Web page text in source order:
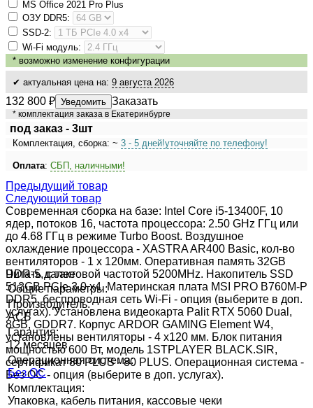
MS Оffiсе 2021 Рrо Рlus
ОЗУ DDR5:
SSD-2:
Wi-Fi модуль:
* возможно изменение конфигурации
✔ актуальная цена на: 9 августа 2026
132 800 ₽ Уведомить Заказать
* комплектация заказа в Екатеринбурге
под заказ - 3шт
Комплектация, сборка: ~ 3 - 5 дней!уточняйте по телефону!
Оплата: СБП, наличными!
Предыдущий товар
Следующий товар
Современная сборка на базе: Intel Core i5-13400F, 10
ядер, потоков 16, частота процессора: 2.50 GHz ГГц или
до 4.68 ГГц в режиме Turbo Boost. Воздушное
охлаждение процессора - XASTRA AR400 Basic, кол-во
вентиляторов - 1 x 120мм. Оперативная память 32GB
DDR-5, с тактовой частотой 5200MHz. Накопитель SSD
512GB PCIe 3.0 x4. Материнская плата MSI PRO B760M-P
DDR5, беспроводная сеть Wi-Fi - опция (выберите в доп.
услугах). Установлена видеокарта Palit RTX 5060 Dual,
8GB, GDDR7. Корпус ARDOR GAMING Element W4,
установлены вентиляторы - 4 х120 мм. Блок питания
мощностью 600 Вт, модель 1STPLAYER BLACK.SIR,
сертификат 80 PLUS - 80 PLUS. Операционная система -
Без ОС - опция (выберите в доп. услугах).
Читать далее
Общие параметры:
Производитель:
АСБ
Гарантия:
12 месяцев
Операционная система:
Без ОС
Комплектация:
Упаковка, кабель питания, кассовые чеки